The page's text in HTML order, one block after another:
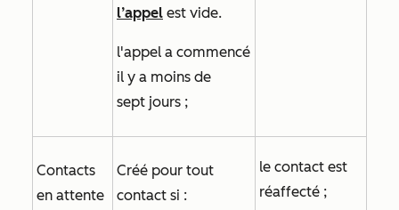
l’appel est vide.
l'appel a commencé
il y a moins de
sept jours ;
Contacts
en attente
Créé pour tout
contact si :
le contact est
réaffecté ;